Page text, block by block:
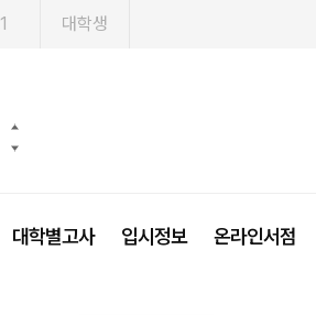
대학생
대학별고사 입시정보 온라인서점